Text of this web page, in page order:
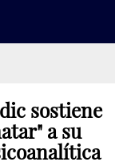
sostiene
a su